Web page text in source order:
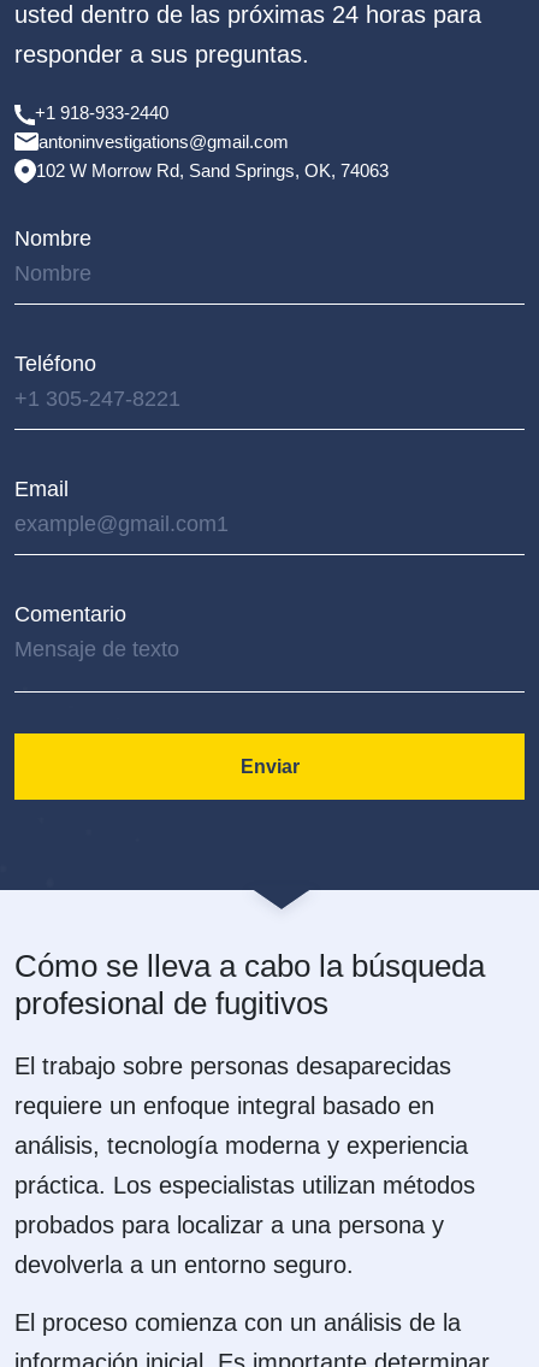
usted dentro de las próximas 24 horas para
responder a sus preguntas.
+1 918-933-2440
antoninvestigations@gmail.com
102 W Morrow Rd, Sand Springs, OK, 74063
Nombre
Teléfono
Email
Comentario
Cómo se lleva a cabo la búsqueda
profesional de fugitivos
El trabajo sobre personas desaparecidas
requiere un enfoque integral basado en
análisis, tecnología moderna y experiencia
práctica. Los especialistas utilizan métodos
probados para localizar a una persona y
devolverla a un entorno seguro.
El proceso comienza con un análisis de la